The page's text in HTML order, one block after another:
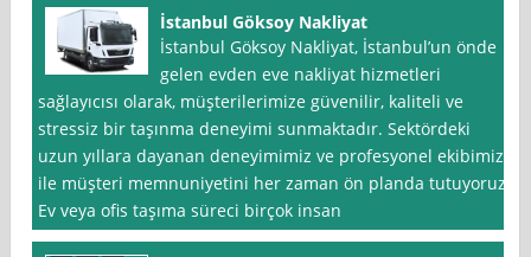
İstanbul Göksoy Nakliyat
İstanbul Göksoy Nakliyat, İstanbul’un önde
gelen evden eve nakliyat hizmetleri
sağlayıcısı olarak, müşterilerimize güvenilir, kaliteli ve
stressiz bir taşınma deneyimi sunmaktadır. Sektördeki
uzun yıllara dayanan deneyimimiz ve profesyonel ekibimiz
ile müşteri memnuniyetini her zaman ön planda tutuyoruz.
Ev veya ofis taşıma süreci birçok insan